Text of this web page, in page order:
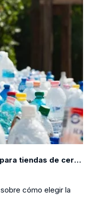
Cómo elegir la escala correcta para tiendas de cero desechos
cómo elegir la